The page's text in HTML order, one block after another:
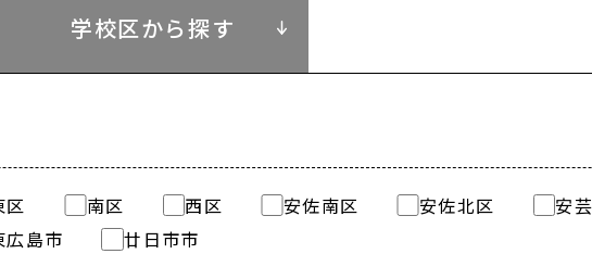
学校区から探す
区 南区 西区 安佐南区 安佐北区
安
広島市 廿日市市